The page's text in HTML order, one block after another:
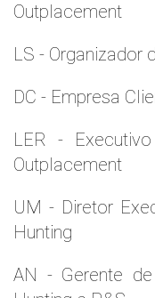
Outplacement
LS - Organizador
DC - Empresa
LER -
Outplacement
UM - Diretor
Hunting
AN - Gerente